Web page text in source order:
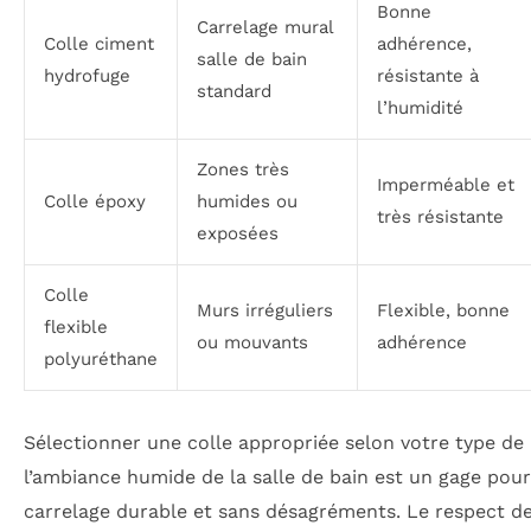
Colle ciment
hydrofuge
Carrelage mural
salle de bain
standard
Bonne
adhérence,
résistante à
l’humidité
Colle époxy
Zones très
humides ou
exposées
Imperméable et
très résistante
Colle
flexible
polyuréthane
Murs irréguliers
ou mouvants
Flexible, bonne
adhérence
Sélectionner une colle appropriée selon votre type
l’ambiance humide de la salle de bain est un gage
carrelage durable et sans désagréments. Le respect